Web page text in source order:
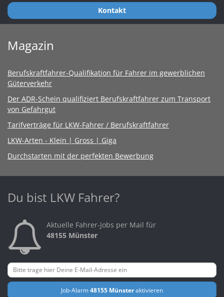
Kontakt
Magazin
Berufskraftfahrer-Qualifikation für Fahrer im gewerblichen
Güterverkehr
Der ADR-Schein qualifiziert Berufskraftfahrer zum Transport
von Gefahrgut
Tarifverträge für LKW-Fahrer / Berufskraftfahrer
LKW-Arten - Klein | Gross | Giga
Durchstarten mit der perfekten Bewerbung
Du bist LKW Fahrer?
Aktuelle Fahrer-Jobs per Mail für
48155 Münster
Job-Alarm48155 Münsteraktivieren